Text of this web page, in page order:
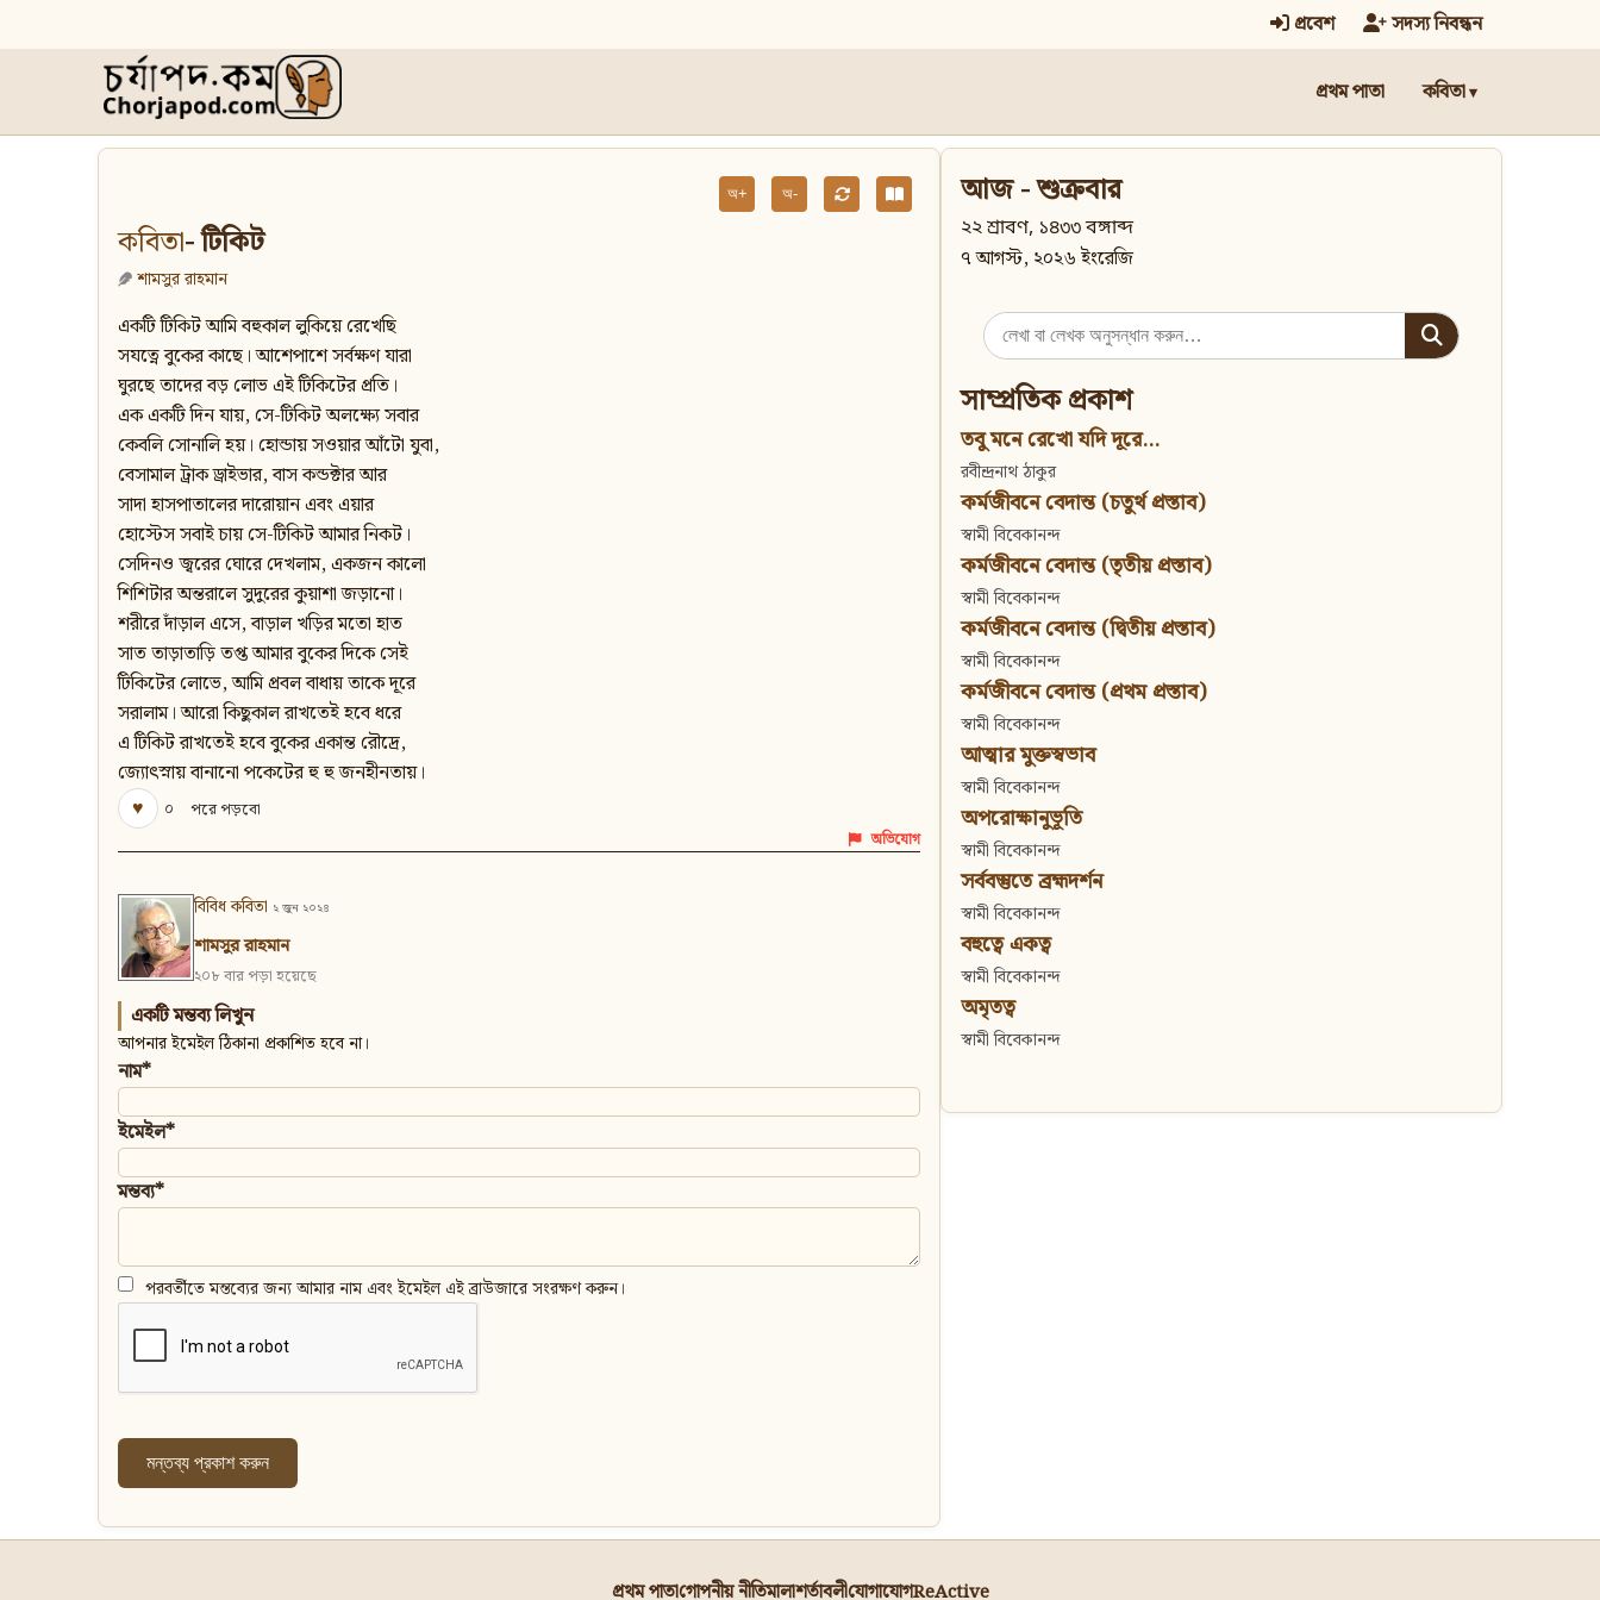
প্রবেশ সদস্য নিবন্ধন
প্রথম পাতা কবিতা
অ+ অ-
কবিতা- টিকিট
শামসুর রাহমান
একটি টিকিট আমি বহুকাল লুকিয়ে রেখেছি
সযত্নে বুকের কাছে। আশেপাশে সর্বক্ষণ যারা
ঘুরছে তাদের বড় লোভ এই টিকিটের প্রতি।
এক একটি দিন যায়, সে-টিকিট অলক্ষ্যে সবার
কেবলি সোনালি হয়। হোন্ডায় সওয়ার আঁটো যুবা,
বেসামাল ট্রাক ড্রাইভার, বাস কন্ডক্টার আর
সাদা হাসপাতালের দারোয়ান এবং এয়ার
হোস্টেস সবাই চায় সে-টিকিট আমার নিকট।
সেদিনও জ্বরের ঘোরে দেখলাম, একজন কালো
শিশিটার অন্তরালে সুদুরের কুয়াশা জড়ানো।
শরীরে দাঁড়াল এসে, বাড়াল খড়ির মতো হাত
সাত তাড়াতাড়ি তপ্ত আমার বুকের দিকে সেই
টিকিটের লোভে, আমি প্রবল বাধায় তাকে দূরে
সরালাম। আরো কিছুকাল রাখতেই হবে ধরে
এ টিকিট রাখতেই হবে বুকের একান্ত রৌদ্রে,
জ্যোৎস্নায় বানানো পকেটের হু হু জনহীনতায়।
♥
০ পরে পড়বো
অভিযোগ
বিবিধ কবিতা ২ জুন ২০২৪
শামসুর রাহমান
২০৮ বার পড়া হয়েছে
একটি মন্তব্য লিখুন
আপনার ইমেইল ঠিকানা প্রকাশিত হবে না।
নাম*
ইমেইল*
মন্তব্য*
পরবর্তীতে মন্তব্যের জন্য আমার নাম এবং ইমেইল এই ব্রাউজারে সংরক্ষণ করুন।
আজ - শুক্রবার
২২ শ্রাবণ, ১৪৩৩ বঙ্গাব্দ
৭ আগস্ট, ২০২৬ ইংরেজি
Search
for:
সাম্প্রতিক প্রকাশ
তবু মনে রেখো যদি দূরে...
রবীন্দ্রনাথ ঠাকুর
কর্মজীবনে বেদান্ত (চতুর্থ প্রস্তাব)
স্বামী বিবেকানন্দ
কর্মজীবনে বেদান্ত (তৃতীয় প্রস্তাব)
স্বামী বিবেকানন্দ
কর্মজীবনে বেদান্ত (দ্বিতীয় প্রস্তাব)
স্বামী বিবেকানন্দ
কর্মজীবনে বেদান্ত (প্রথম প্রস্তাব)
স্বামী বিবেকানন্দ
আত্মার মুক্তস্বভাব
স্বামী বিবেকানন্দ
অপরোক্ষানুভূতি
স্বামী বিবেকানন্দ
সর্ববস্তুতে ব্রহ্মদর্শন
স্বামী বিবেকানন্দ
বহুত্বে একত্ব
স্বামী বিবেকানন্দ
অমৃতত্ব
স্বামী বিবেকানন্দ
প্রথম পাতাগোপনীয় নীতিমালাশর্তাবলীযোগাযোগReActive